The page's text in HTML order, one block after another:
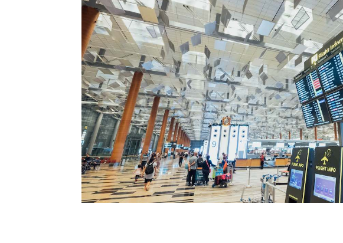
Austrálie?
Víza,
letenky,
studium